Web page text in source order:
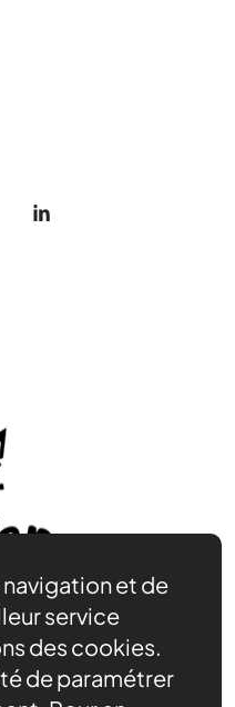
et de
service
des cookies.
de paramétrer